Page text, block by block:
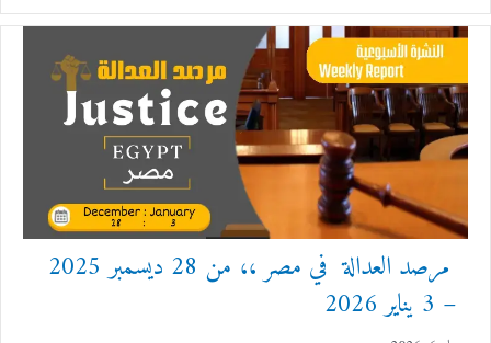
مرصد العدالة في مصر ،، من 28 ديسمبر 2025
– 3 يناير 2026